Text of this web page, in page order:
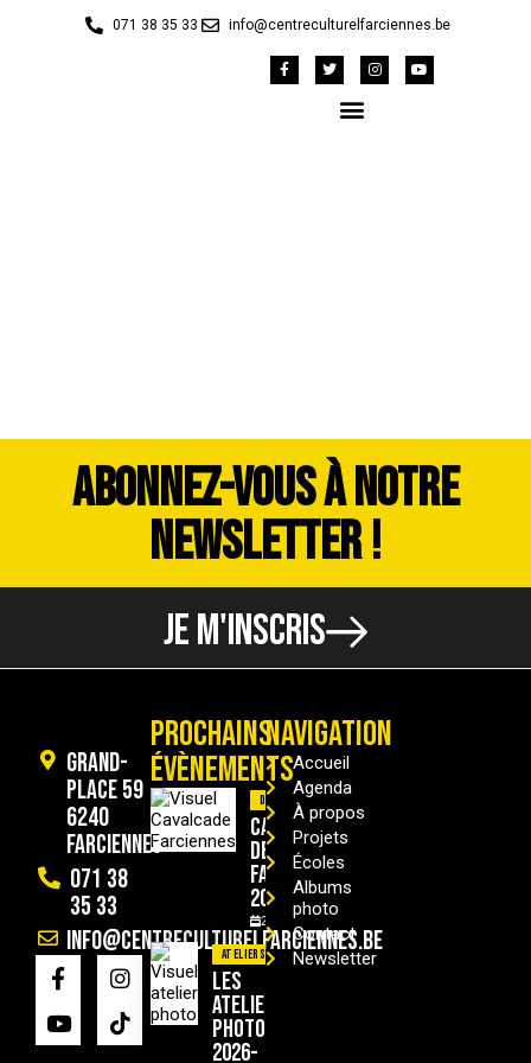
071 38 35 33 info@centreculturelfarciennes.be
ABONNEZ-VOUS À NOTRE
NEWSLETTER !
JE M'INSCRIS
Grand-
Place 59
6240
Farciennes
071 38
35 33
info@centreculturelfarciennes.be
PROCHAINS
ÉVÈNEMENTS
Divers
Cavalcade
de
Farciennes
2026
29/08/2026
Ateliers
Les
ateliers
photo
2026-
NAVIGATION
Accueil
Agenda
À propos
Projets
Écoles
Albums
photo
Contact
Newsletter